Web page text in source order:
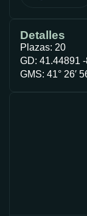
Detalles
Plazas: 20
GD: 41.44891
GMS: 41° 26′